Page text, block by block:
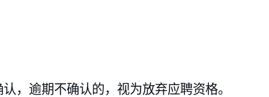
，逾期不确认的，视为放弃应聘资格。